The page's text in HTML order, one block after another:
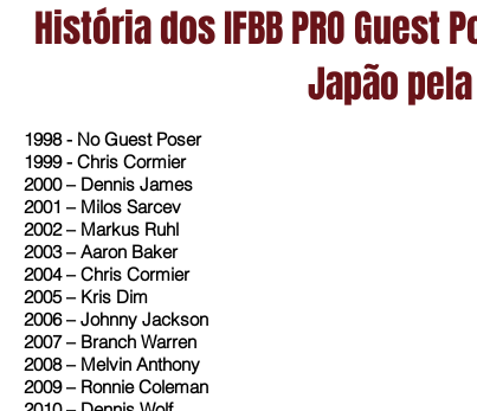
História dos IFBB PRO
Japão pela
1998 - No Guest Poser
1999 - Chris Cormier
2000 – Dennis James
2001 – Milos Sarcev
2002 – Markus Ruhl
2003 – Aaron Baker
2004 – Chris Cormier
2005 – Kris Dim
2006 – Johnny Jackson
2007 – Branch Warren
2008 – Melvin Anthony
2009 – Ronnie Coleman